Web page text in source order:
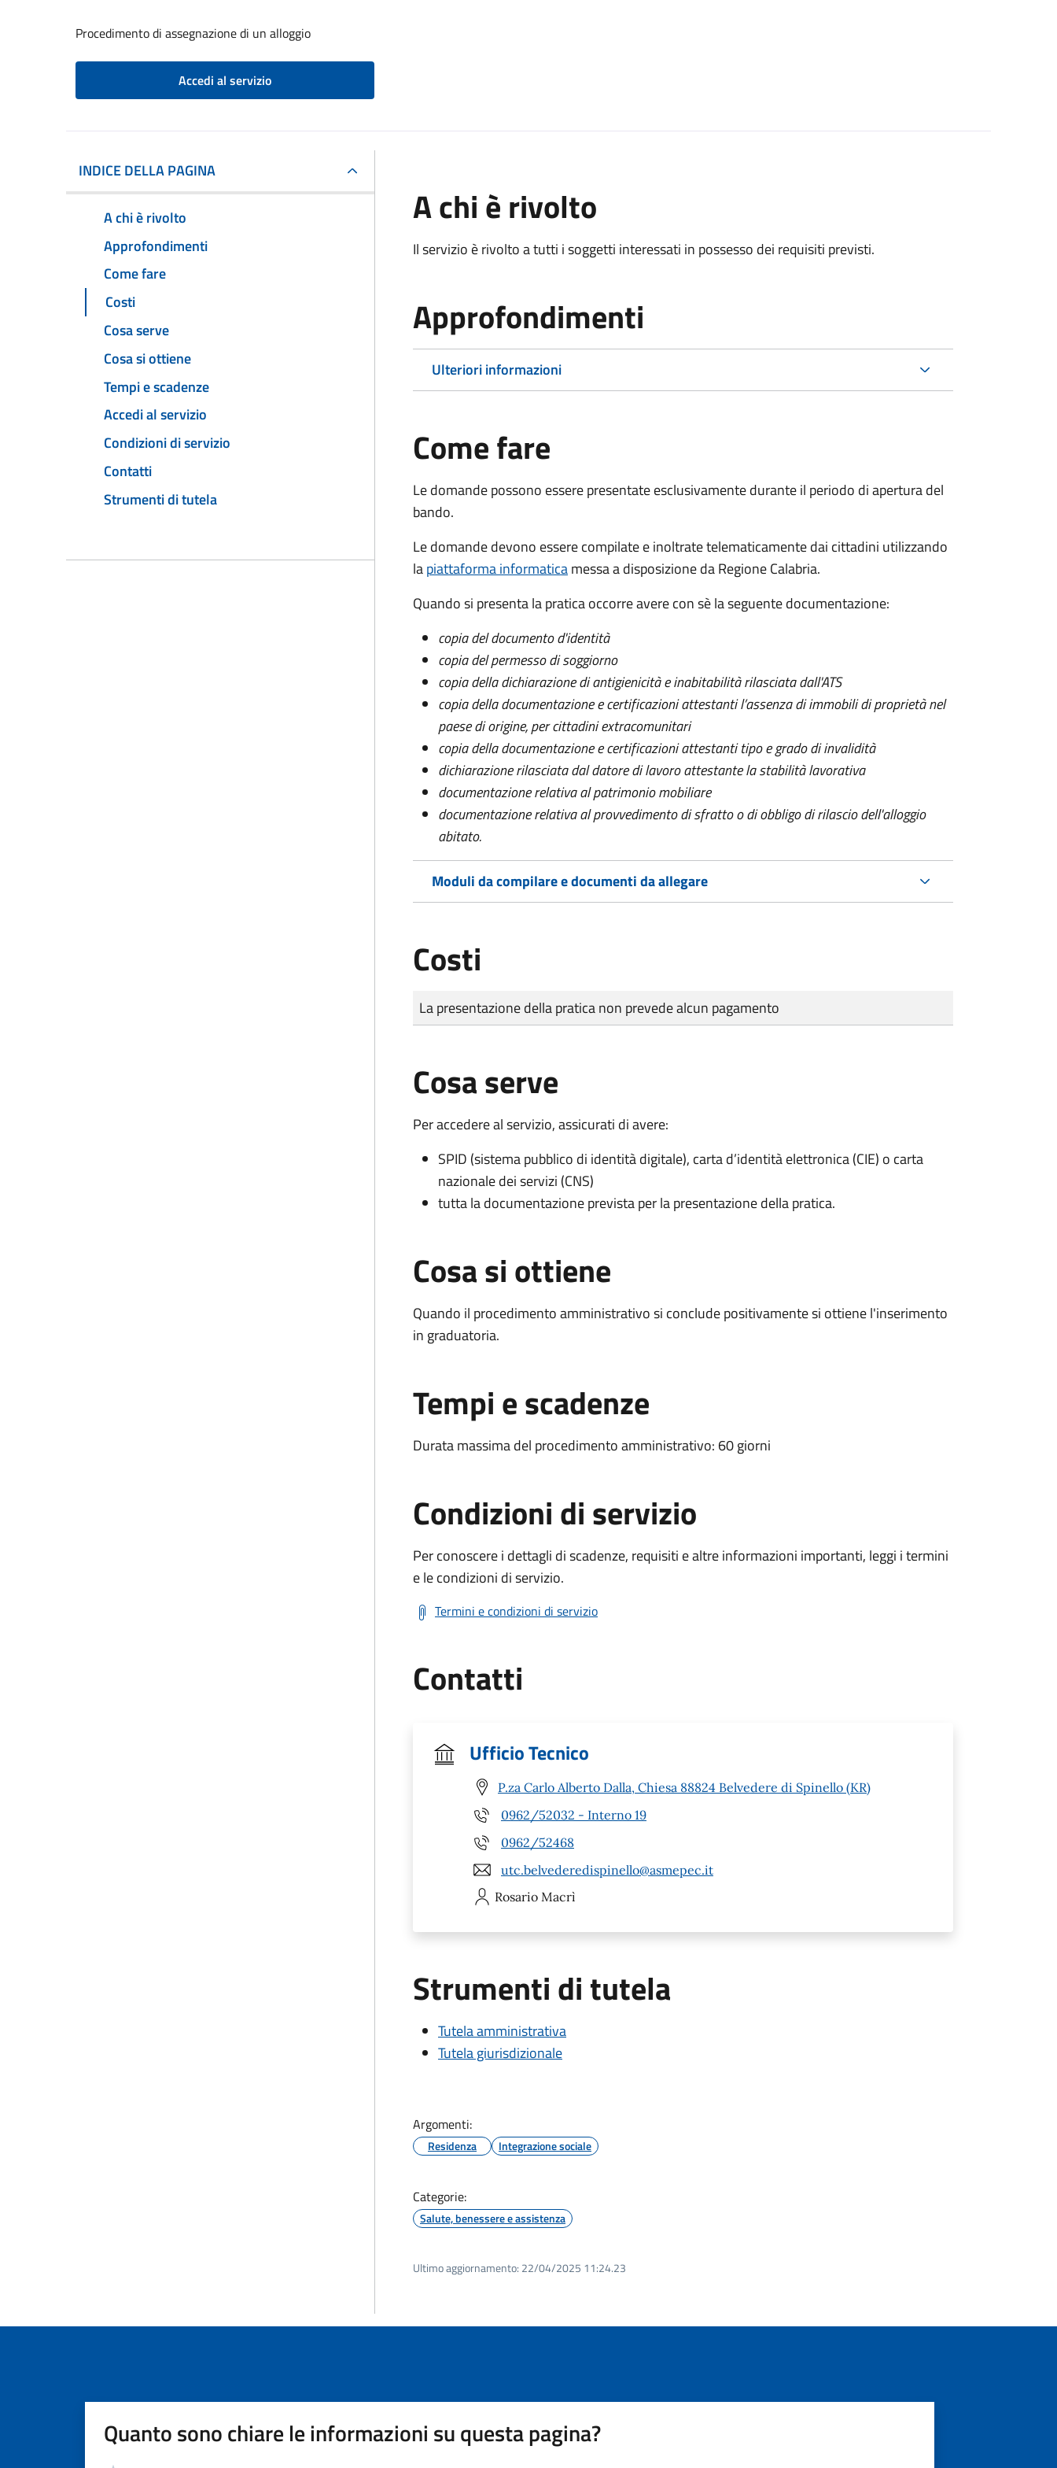
Procedimento di assegnazione di un alloggio
Accedi al servizio
INDICE DELLA PAGINA
A chi è rivolto
Approfondimenti
Come fare
Costi
Cosa serve
Cosa si ottiene
Tempi e scadenze
Accedi al servizio
Condizioni di servizio
Contatti
Strumenti di tutela
A chi è rivolto
Il servizio è rivolto a tutti i soggetti interessati in possesso dei requisiti previsti.
Approfondimenti
Ulteriori informazioni
Come fare
Le domande possono essere presentate esclusivamente durante il periodo di apertura del
bando.
Le domande devono essere compilate e inoltrate telematicamente dai cittadini utilizzando
lapiattaforma informaticamessa a disposizione da Regione Calabria.
Quando si presenta la pratica occorre avere con sè la seguente documentazione:
copia del documento d'identità
copia del permesso di soggiorno
copia della dichiarazione di antigienicità e inabitabilità rilasciata dall'ATS
copia della documentazione e certificazioni attestanti l’assenza di immobili di proprietà nel
paese di origine, per cittadini extracomunitari
copia della documentazione e certificazioni attestanti tipo e grado di invalidità
dichiarazione rilasciata dal datore di lavoro attestante la stabilità lavorativa
documentazione relativa al patrimonio mobiliare
documentazione relativa al provvedimento di sfratto o di obbligo di rilascio dell'alloggio
abitato.
Moduli da compilare e documenti da allegare
Costi
Tipo di pagamento
Importo
La presentazione della pratica non prevede alcun pagamento
Cosa serve
Per accedere al servizio, assicurati di avere:
SPID (sistema pubblico di identità digitale), carta d’identità elettronica (CIE) o carta
nazionale dei servizi (CNS)
tutta la documentazione prevista per la presentazione della pratica.
Cosa si ottiene
Quando il procedimento amministrativo si conclude positivamente si ottiene l'inserimento
in graduatoria.
Tempi e scadenze
Durata massima del procedimento amministrativo: 60 giorni
Condizioni di servizio
Per conoscere i dettagli di scadenze, requisiti e altre informazioni importanti, leggi i termini
e le condizioni di servizio.
Termini e condizioni di servizio
Contatti
Ufficio Tecnico
P.za Carlo Alberto Dalla, Chiesa 88824 Belvedere di Spinello (KR)
0962/52032 - Interno 19
0962/52468
utc.belvederedispinello@asmepec.it
Rosario Macrì
Strumenti di tutela
Tutela amministrativa
Tutela giurisdizionale
Argomenti:
Residenza Integrazione sociale
Categorie:
Salute, benessere e assistenza
Ultimo aggiornamento: 22/04/2025 11:24.23
Quanto sono chiare le informazioni su questa pagina?